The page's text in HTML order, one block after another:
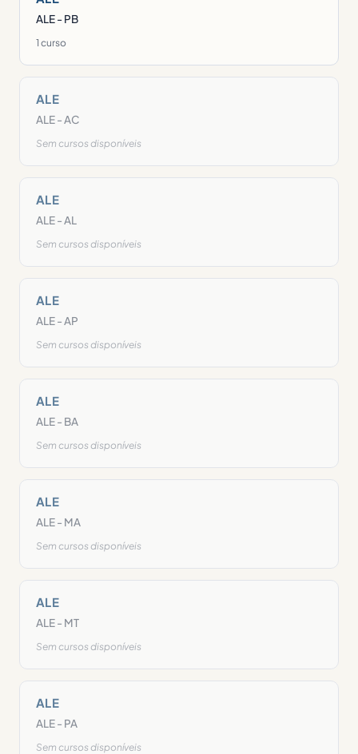
ALE - PB
1 curso
ALE
ALE - AC
Sem cursos disponíveis
ALE
ALE - AL
Sem cursos disponíveis
ALE
ALE - AP
Sem cursos disponíveis
ALE
ALE - BA
Sem cursos disponíveis
ALE
ALE - MA
Sem cursos disponíveis
ALE
ALE - MT
Sem cursos disponíveis
ALE
ALE - PA
Sem cursos disponíveis